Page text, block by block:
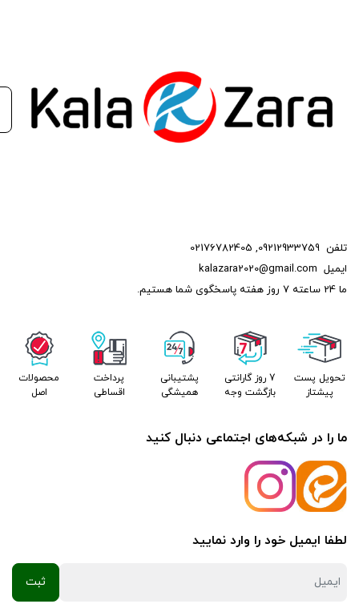
تلفن 09212933759
,
02176782405
ایمیل kalazara2020@gmail.com
ما 24 ساعته 7 روز هفته پاسخگوی شما هستیم.
تحویل پست
پیشتاز
7 روز گارانتی
بازگشت وجه
پشتیبانی
همیشگی
پرداخت
اقساطی
محصولات
اصل
ما را در شبکه‌های اجتماعی دنبال کنید
لطفا ایمیل خود را وارد نمایید